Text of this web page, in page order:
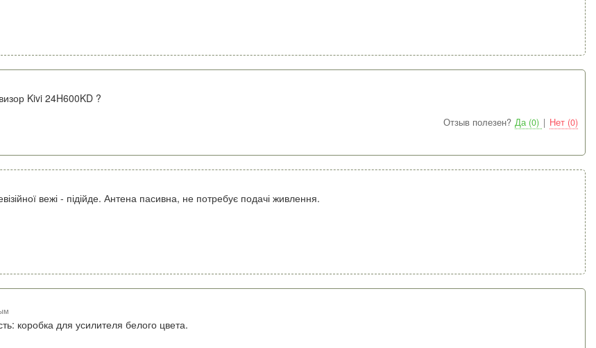
Kivi 24H600KD ?
Отзыв полезен? Да (0) | Нет (0)
вежі - підійде. Антена пасивна, не потребує подачі живлення.
коробка для усилителя белого цвета.